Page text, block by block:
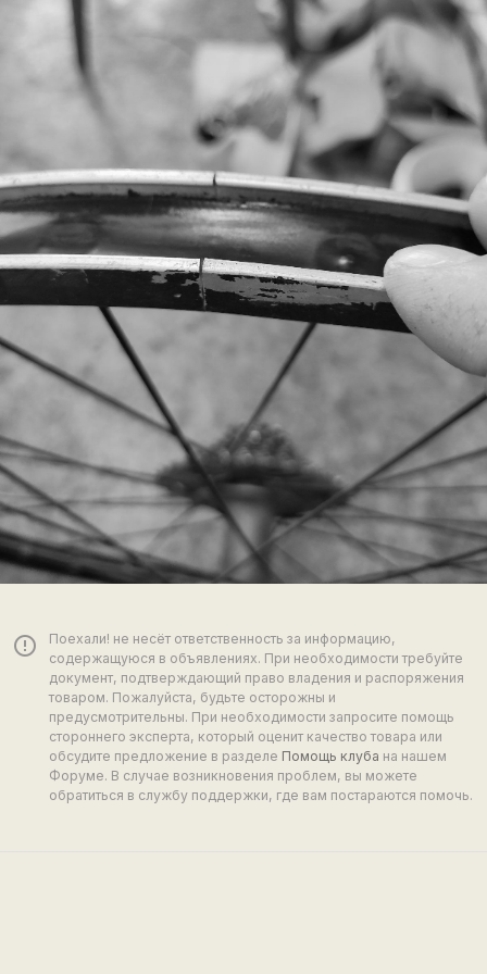
error_outline
Поехали! не несёт ответственность за информацию,
содержащуюся в объявлениях. При необходимости требуйте
документ, подтверждающий право владения и распоряжения
товаром. Пожалуйста, будьте осторожны и
предусмотрительны. При необходимости запросите помощь
стороннего эксперта, который оценит качество товара или
обсудите предложение в разделе Помощь клуба на нашем
Форуме. В случае возникновения проблем, вы можете
обратиться в службу поддержки, где вам постараются помочь.